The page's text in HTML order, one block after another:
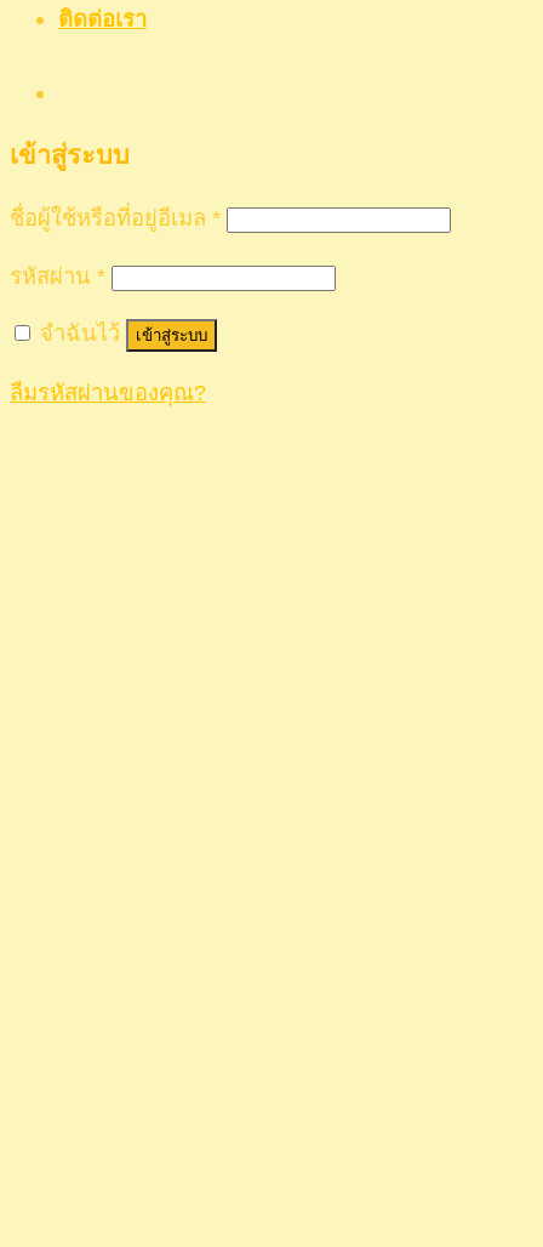
ติดต่อเรา
เข้าสู่ระบบ
ชื่อผู้ใช้หรือที่อยู่อีเมล *
รหัสผ่าน *
จำฉันไว้ เข้าสู่ระบบ
ลืมรหัสผ่านของคุณ?